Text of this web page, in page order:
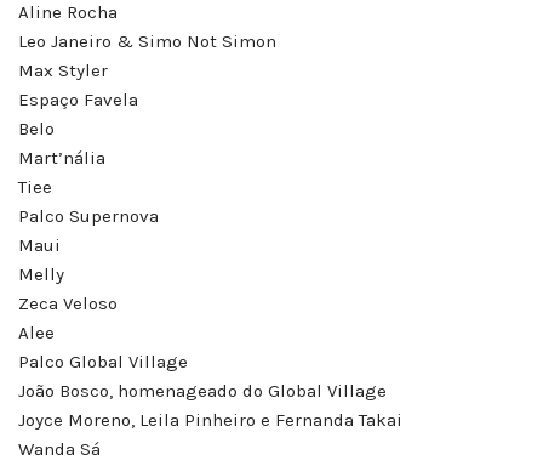
Aline Rocha
Leo Janeiro & Simo Not Simon
Max Styler
Espaço Favela
Belo
Mart’nália
Tiee
Palco Supernova
Maui
Melly
Zeca Veloso
Alee
Palco Global Village
João Bosco, homenageado do Global Village
Joyce Moreno, Leila Pinheiro e Fernanda Takai
Wanda Sá